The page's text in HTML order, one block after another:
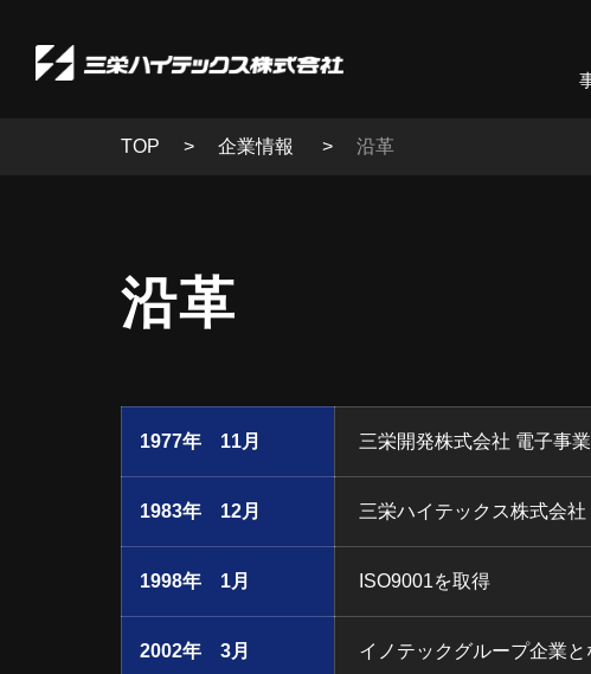
TOP 企業情報 沿革
沿革
1977年 11月 三栄開発株式会社 電子事
1983年 12月 三栄ハイテックス株式会社
1998年 1月 ISO9001を取得
2002年 3月 イノテックグループ企業と